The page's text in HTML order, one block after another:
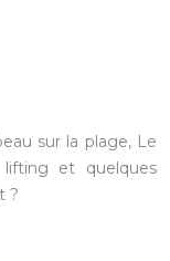
sur la plage, Le
et quelques
?